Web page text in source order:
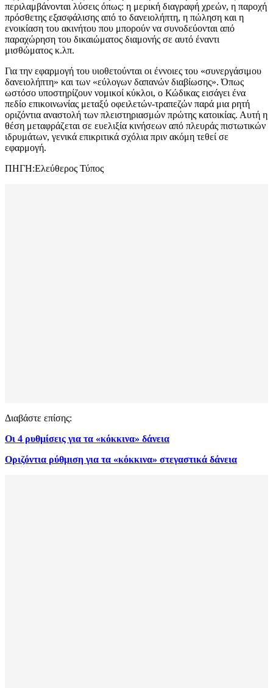
περιλαμβάνονται λύσεις όπως: η μερική διαγραφή χρεών, η παροχή
πρόσθετης εξασφάλισης από το δανειολήπτη, η πώληση και η
ενοικίαση του ακινήτου που μπορούν να συνοδεύονται από
παραχώρηση του δικαιώματος διαμονής σε αυτό έναντι
μισθώματος κ.λπ.
Για την εφαρμογή του υιοθετούνται οι έννοιες του «συνεργάσιμου
δανειολήπτη» και των «εύλογων δαπανών διαβίωσης». Όπως
ωστόσο υποστηρίζουν νομικοί κύκλοι, ο Κώδικας εισάγει ένα
πεδίο επικοινωνίας μεταξύ οφειλετών-τραπεζών παρά μια ρητή
οριζόντια αναστολή των πλειστηριασμών πρώτης κατοικίας. Αυτή η
θέση μεταφράζεται σε ευελιξία κινήσεων από πλευράς πιστωτικών
ιδρυμάτων, γενικά επικριτικά σχόλια πριν ακόμη τεθεί σε
εφαρμογή.
ΠΗΓΗ:Ελεύθερος Τύπος
Διαβάστε επίσης:
Oι 4 ρυθμίσεις για τα «κόκκινα» δάνεια
Οριζόντια ρύθμιση για τα «κόκκινα» στεγαστικά δάνεια